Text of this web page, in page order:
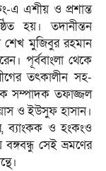
এ এশীয় ও প্রশান্ত
হয়। তদানীন্তন
শেখ মুজিবুর রহমান
পূর্ববাংলা থেকে
তৎকালীন সহ-
সম্পাদক তফাজ্জল
ও ইউসুফ হাসান।
ব্যাংকক ও হংকংও
সেই ভ্রমণের